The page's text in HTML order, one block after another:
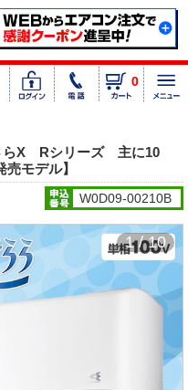
0
らX Rシリーズ 主に10
売モデル】
W0D09-00210B
1 / 10